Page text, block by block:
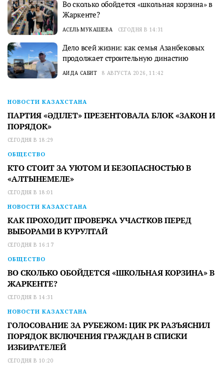
Во сколько обойдется «школьная корзина» в
Жаркенте?
АСЕЛЬ МУКАШЕВА СЕГОДНЯ В 14:31
Дело всей жизни: как семья Азанбековых
продолжает строительную династию
АИДА САБИТ 8 АВГУСТА 2026, 11:42
НОВОСТИ КАЗАХСТАНА
ПАРТИЯ «ӘДІЛЕТ» ПРЕЗЕНТОВАЛА БЛОК «ЗАКОН И
ПОРЯДОК»
СЕГОДНЯ В 18:29
ОБЩЕСТВО
КТО СТОИТ ЗА УЮТОМ И БЕЗОПАСНОСТЬЮ В
«АЛТЫНЕМЕЛЕ»
СЕГОДНЯ В 18:01
НОВОСТИ КАЗАХСТАНА
КАК ПРОХОДИТ ПРОВЕРКА УЧАСТКОВ ПЕРЕД
ВЫБОРАМИ В КУРУЛТАЙ
СЕГОДНЯ В 16:17
ОБЩЕСТВО
ВО СКОЛЬКО ОБОЙДЕТСЯ «ШКОЛЬНАЯ КОРЗИНА» В
ЖАРКЕНТЕ?
СЕГОДНЯ В 14:31
НОВОСТИ КАЗАХСТАНА
ГОЛОСОВАНИЕ ЗА РУБЕЖОМ: ЦИК РК РАЗЪЯСНИЛ
ПОРЯДОК ВКЛЮЧЕНИЯ ГРАЖДАН В СПИСКИ
ИЗБИРАТЕЛЕЙ
СЕГОДНЯ В 10:20